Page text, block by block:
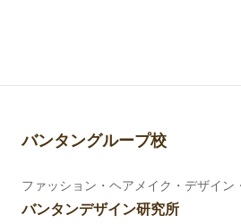
バンタングループ校
ファッション・ヘアメイク・デザイン
バンタンデザイン研究所